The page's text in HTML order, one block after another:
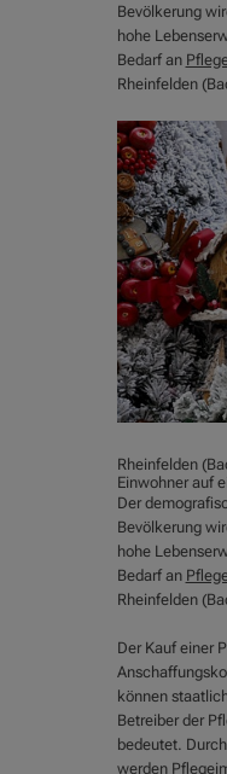
Bevölkerung
hohe
Bedarf an
Rheinfelden
Rheinfelden
Einwohner auf
Der
Bevölkerung
hohe
Bedarf an
Rheinfelden
Der Kauf einer
können
Betreiber der
bedeutet.
werden